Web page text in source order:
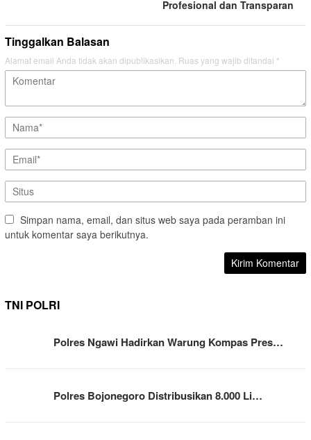
Profesional dan Transparan
Tinggalkan Balasan
Alamat email Anda tidak akan dipublikasikan. Ruas yang wajib ditandai *
Simpan nama, email, dan situs web saya pada peramban ini
untuk komentar saya berikutnya.
TNI POLRI
Polres Ngawi Hadirkan Warung Kompas Pres…
Polres Bojonegoro Distribusikan 8.000 Li…